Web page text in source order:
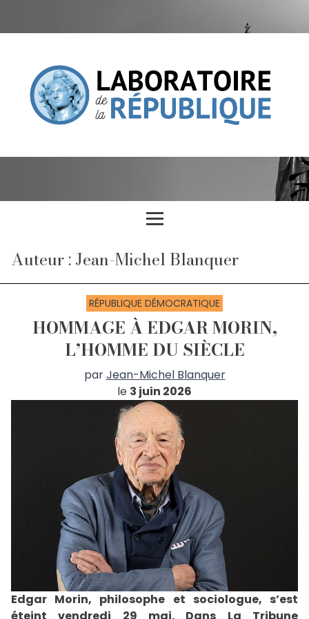
Auteur : Jean-Michel Blanquer
RÉPUBLIQUE DÉMOCRATIQUE
HOMMAGE À EDGAR MORIN,
L’HOMME DU SIÈCLE
parJean-Michel Blanquer
le 3 juin 2026
Edgar Morin, philosophe et sociologue, s’est